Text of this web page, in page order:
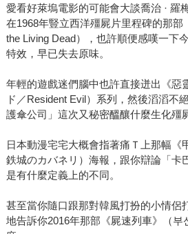
愛看好萊塢電影的可能會大談喬治 · 羅
在1968年豎立西洋殭屍片里程碑的那部
the Living Dead），也許順便感嘆一下
特效，早已失去原味。
年輕的遊戲迷們腦中也許直接迸出《惡
ド／Resident Evil）系列，然後滔滔不
護傘公司」這次又秘密醞釀什麼生化殭
日本動漫宅宅大概會指著痛Ｔ上那幅《
鉄城のカバネリ）海報，跟你辯論「卡
是有什麼定義上的不同。
甚至當你隨口跟那對韓風打扮的小情侶
地告訴你2016年那部《屍速列車》（부